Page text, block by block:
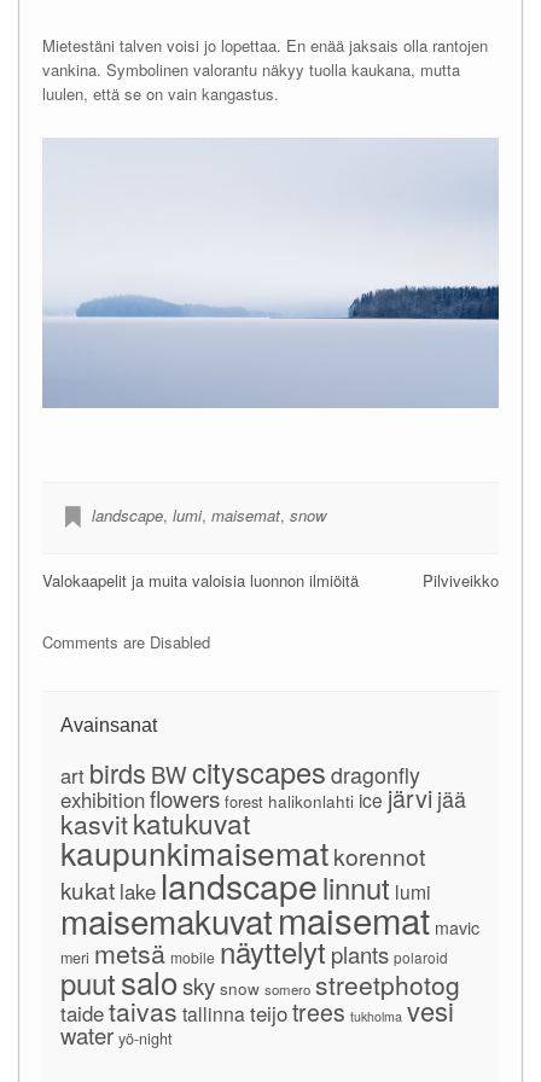
Mietestäni talven voisi jo lopettaa. En enää jaksais olla rantojen
vankina. Symbolinen valorantu näkyy tuolla kaukana, mutta
luulen, että se on vain kangastus.
landscape, lumi, maisemat, snow
Pilviveikko
Valokaapelit ja muita valoisia luonnon ilmiöitä
Comments are Disabled
Avainsanat
art birds BWcityscapes dragonfly
exhibitionflowers forest halikonlahti ice järvi jää
kasvitkatukuvat
kaupunkimaisematkorennot
kukat lake landscapelinnut lumi
maisemakuvatmaisemat mavic
meri metsä mobile näyttelyt plants polaroid
puutsalosky snow somero streetphotog
taidetaivas tallinna teijotrees tukholma vesi
water yö-night